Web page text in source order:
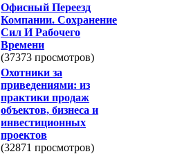
Офисный Переезд
Компании. Сохранение
Сил И Рабочего
Времени
(37373 просмотров)
Охотники за
приведениями: из
практики продаж
объектов, бизнеса и
инвестиционных
проектов
(32871 просмотров)